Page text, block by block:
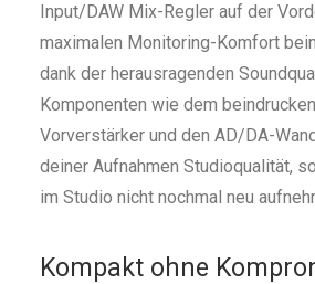
Input/DAW Mix-Regler auf der
maximalen Monitoring-Komfort
dank der herausragenden
Komponenten wie dem
Vorverstärker und den AD/DA-
deiner Aufnahmen Studioqualität,
im Studio nicht nochmal neu
Kompakt ohne